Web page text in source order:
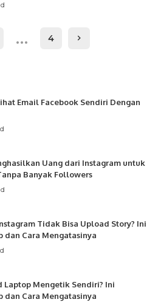
… 4
Email Facebook Sendiri Dengan
Uang dari Instagram untuk
Banyak Followers
Tidak Bisa Upload Story? Ini
dan Cara Mengatasinya
Laptop Mengetik Sendiri? Ini
dan Cara Mengatasinya